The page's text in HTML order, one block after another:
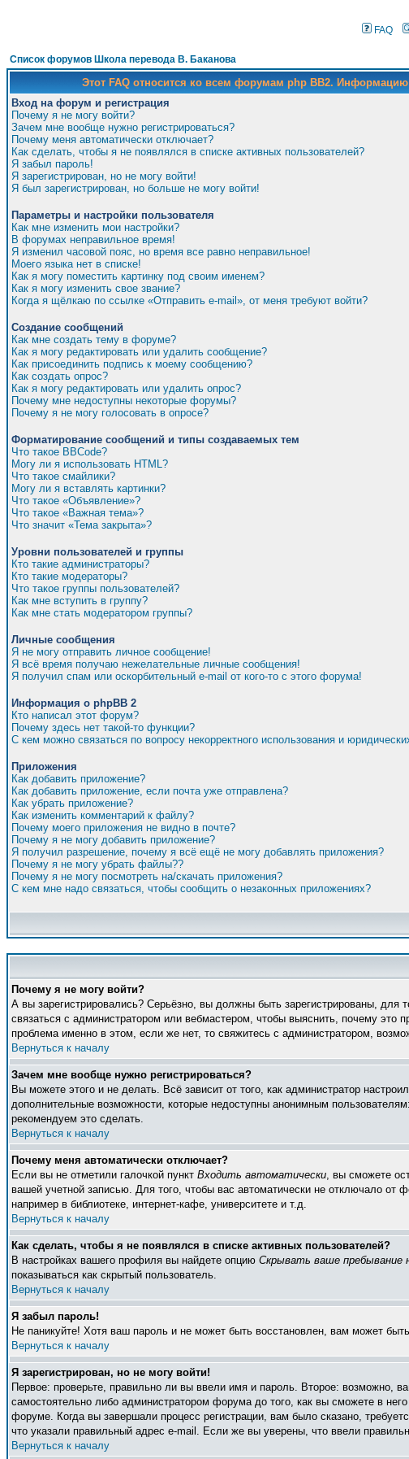
FAQ
Список форумов Школа перевода В. Баканова
Этот FAQ относится ко всем форумам php BB2.
Вход на форум и регистрация
Почему я не могу войти?
Зачем мне вообще нужно регистрироваться?
Почему меня автоматически отключает?
Как сделать, чтобы я не появлялся в списке активных пользователей?
Я забыл пароль!
Я зарегистрирован, но не могу войти!
Я был зарегистрирован, но больше не могу войти!
Параметры и настройки пользователя
Как мне изменить мои настройки?
В форумах неправильное время!
Я изменил часовой пояс, но время все равно неправильное!
Моего языка нет в списке!
Как я могу поместить картинку под своим именем?
Как я могу изменить свое звание?
Когда я щёлкаю по ссылке «Отправить e-mail», от меня требуют войти?
Создание сообщений
Как мне создать тему в форуме?
Как я могу редактировать или удалить сообщение?
Как присоединить подпись к моему сообщению?
Как создать опрос?
Как я могу редактировать или удалить опрос?
Почему мне недоступны некоторые форумы?
Почему я не могу голосовать в опросе?
Форматирование сообщений и типы создаваемых тем
Что такое BBCode?
Могу ли я использовать HTML?
Что такое смайлики?
Могу ли я вставлять картинки?
Что такое «Объявление»?
Что такое «Важная тема»?
Что значит «Тема закрыта»?
Уровни пользователей и группы
Кто такие администраторы?
Кто такие модераторы?
Что такое группы пользователей?
Как мне вступить в группу?
Как мне стать модератором группы?
Личные сообщения
Я не могу отправить личное сообщение!
Я всё время получаю нежелательные личные сообщения!
Я получил спам или оскорбительный e-mail от кого-то с этого форума!
Информация о phpBB 2
Кто написал этот форум?
Почему здесь нет такой-то функции?
С кем можно связаться по вопросу некорректного использования и
Приложения
Как добавить приложение?
Как добавить приложение, если почта уже отправлена?
Как убрать приложение?
Как изменить комментарий к файлу?
Почему моего приложения не видно в почте?
Почему я не могу добавить приложение?
Я получил разрешение, почему я всё ещё не могу добавлять приложения?
Почему я не могу убрать файлы??
Почему я не могу посмотреть на/скачать приложения?
С кем мне надо связаться, чтобы сообщить о незаконных приложениях?
Почему я не могу войти?
А вы зарегистрировались? Серьёзно, вы должны быть зарегистрированы,
связаться с администратором или вебмастером, чтобы выяснить, почему
проблема именно в этом, если же нет, то свяжитесь с администратором,
Вернуться к началу
Зачем мне вообще нужно регистрироваться?
Вы можете этого и не делать. Всё зависит от того, как администратор
дополнительные возможности, которые недоступны анонимным
рекомендуем это сделать.
Вернуться к началу
Почему меня автоматически отключает?
Если вы не отметили галочкой пункт Входить автоматически, вы сможете
вашей учетной записью. Для того, чтобы вас автоматически не отключало от
например в библиотеке, интернет-кафе, университете и т.д.
Вернуться к началу
Как сделать, чтобы я не появлялся в списке активных пользователей?
В настройках вашего профиля вы найдете опцию Скрывать ваше пребывание
показываться как скрытый пользователь.
Вернуться к началу
Я забыл пароль!
Не паникуйте! Хотя ваш пароль и не может быть восстановлен, вам может
Вернуться к началу
Я зарегистрирован, но не могу войти!
Первое: проверьте, правильно ли вы ввели имя и пароль. Второе: возможно,
самостоятельно либо администратором форума до того, как вы сможете в
форуме. Когда вы завершали процесс регистрации, вам было сказано,
что указали правильный адрес e-mail. Если же вы уверены, что ввели
Вернуться к началу